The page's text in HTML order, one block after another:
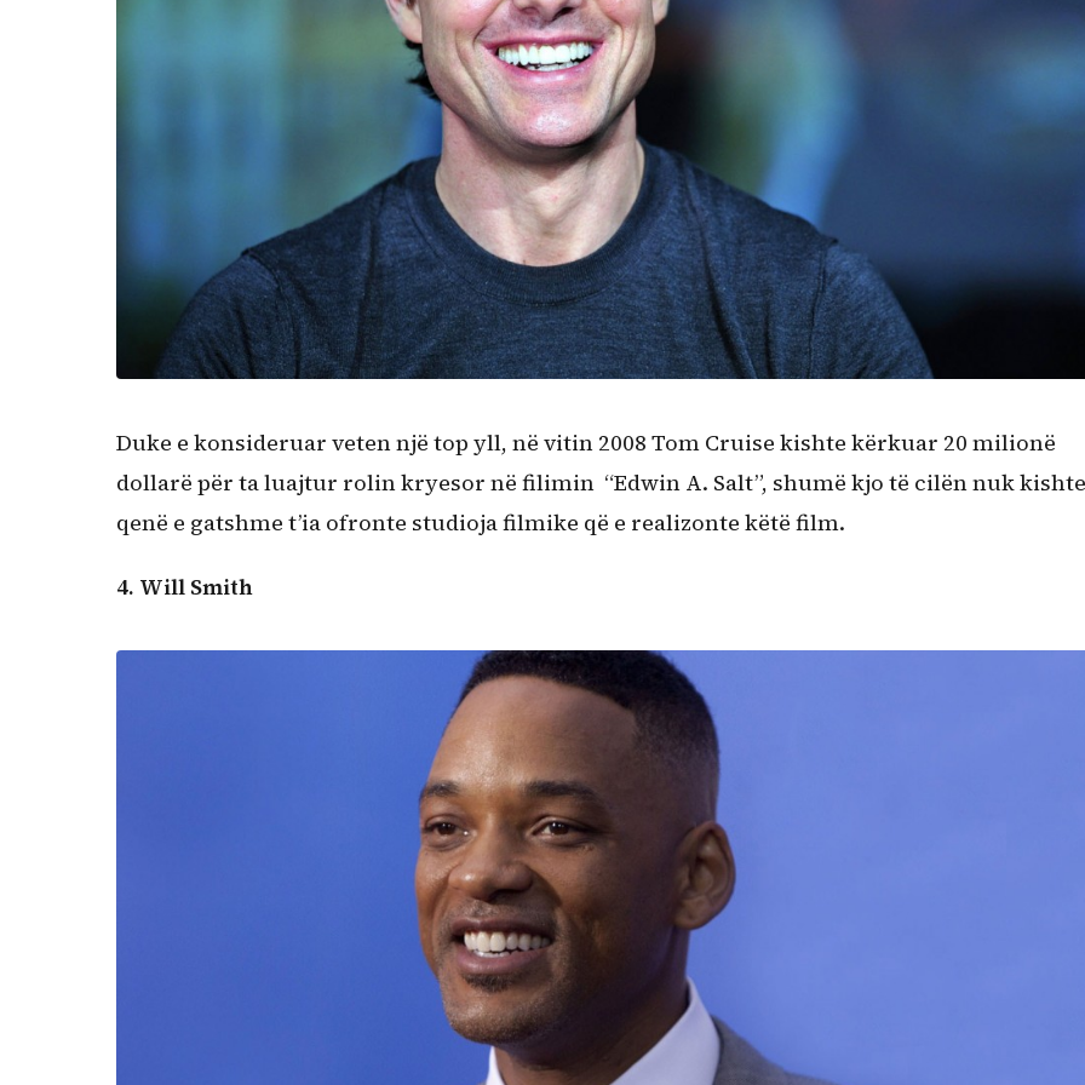
Duke e konsideruar veten një top yll, në vitin 2008 Tom Cruise kishte kërkuar 20 milionë
dollarë për ta luajtur rolin kryesor në filimin “Edwin A. Salt”, shumë kjo të cilën nuk kishte
qenë e gatshme t’ia ofronte studioja filmike që e realizonte këtë film.
4. Will Smith